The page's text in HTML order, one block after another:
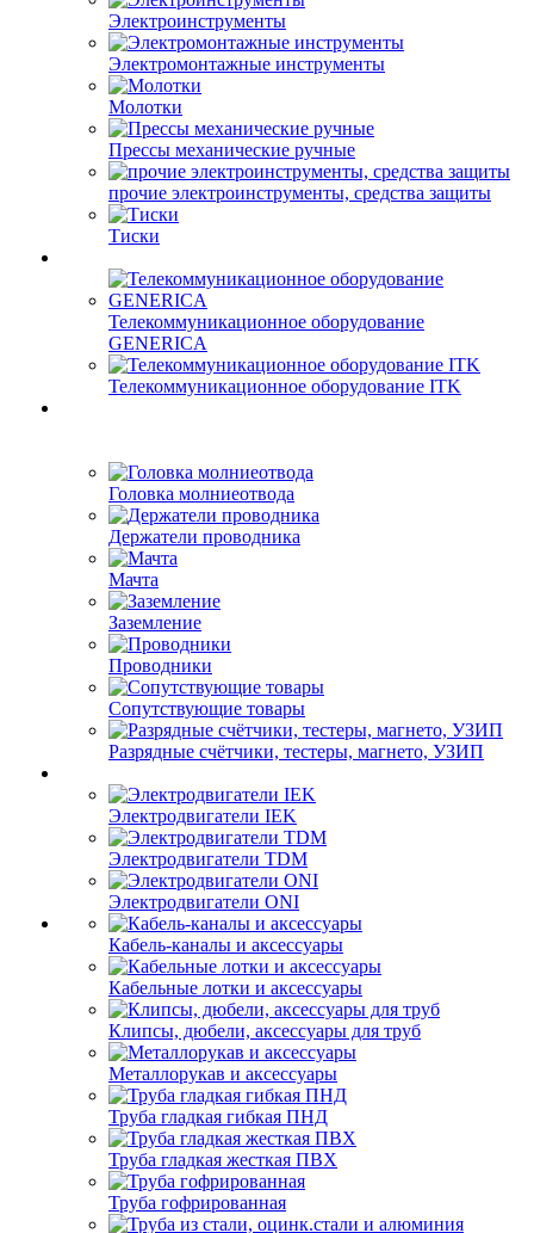
Электроинструменты
Электромонтажные инструменты
Молотки
Прессы механические ручные
прочие электроинструменты, средства защиты
Тиски
Телекоммуникационное оборудование
GENERICA
Телекоммуникационное оборудование ITK
Головка молниеотвода
Держатели проводника
Мачта
Заземление
Проводники
Сопутствующие товары
Разрядные счётчики, тестеры, магнето, УЗИП
Электродвигатели IEK
Электродвигатели TDM
Электродвигатели ONI
Кабель-каналы и аксессуары
Кабельные лотки и аксессуары
Клипсы, дюбели, аксессуары для труб
Металлорукав и аксессуары
Труба гладкая гибкая ПНД
Труба гладкая жесткая ПВХ
Труба гофрированная